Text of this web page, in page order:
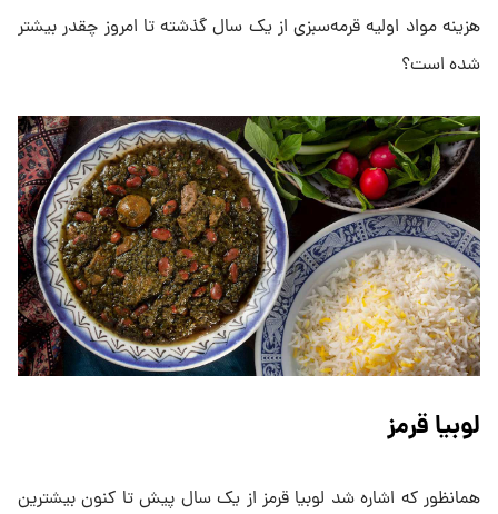
هزینه مواد اولیه قرمه‌سبزی از یک سال گذشته تا امروز چقدر بیشتر
شده است؟
لوبیا قرمز
همانظور که اشاره شد لوبیا قرمز از یک سال پیش تا کنون بیشترین